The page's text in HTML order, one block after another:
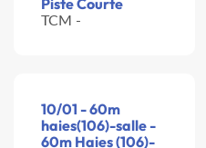
Piste Courte
TCM -
10/01 - 60m
haies(106)-salle -
60m Haies (106)-